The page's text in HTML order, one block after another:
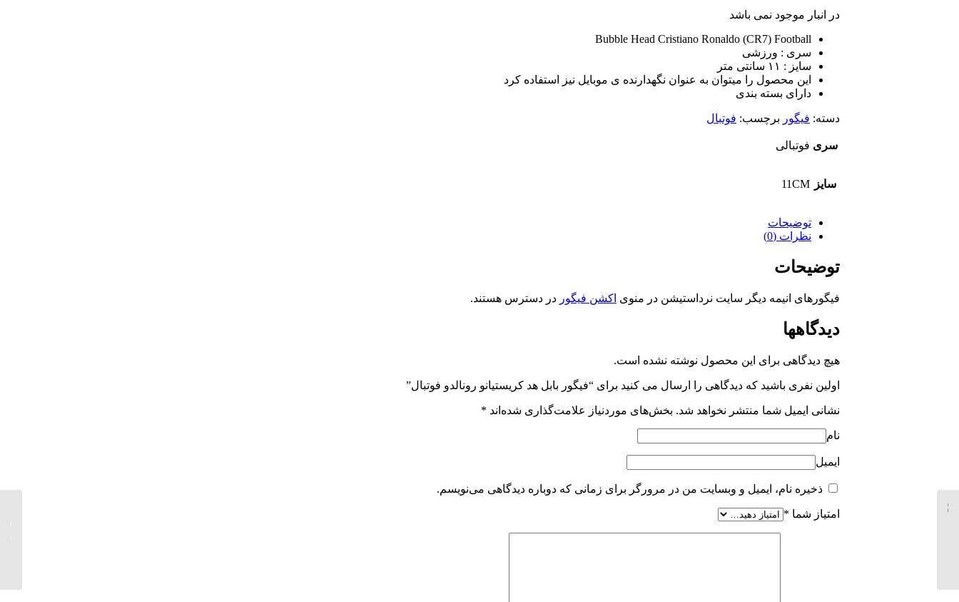
در انبار موجود نمی باشد
Bubble Head Cristiano Ronaldo (CR7) Football
سری : ورزشی
سایز : ۱۱ سانتی متر
این محصول را میتوان به عنوان نگهدارنده ی موبایل نیز استفاده کرد
دارای بسته بندی
دسته: فیگور برچسب: فوتبال
سری فوتبالی
سایز 11CM
توضیحات
نظرات (0)
توضیحات
فیگورهای انیمه دیگر سایت نرداستیشن در منوی اکشن فیگور در دسترس هستند.
دیدگاهها
هیچ دیدگاهی برای این محصول نوشته نشده است.
اولین نفری باشید که دیدگاهی را ارسال می کنید برای “فیگور بابل هد کریستیانو رونالدو فوتبال”
نشانی ایمیل شما منتشر نخواهد شد. بخش‌های موردنیاز علامت‌گذاری شده‌اند *
نام
ایمیل
ذخیره نام، ایمیل و وبسایت من در مرورگر برای زمانی که دوباره دیدگاهی می‌نویسم.
امتیاز شما *
فوتبال
فیگور بابل هد دیوید بکام